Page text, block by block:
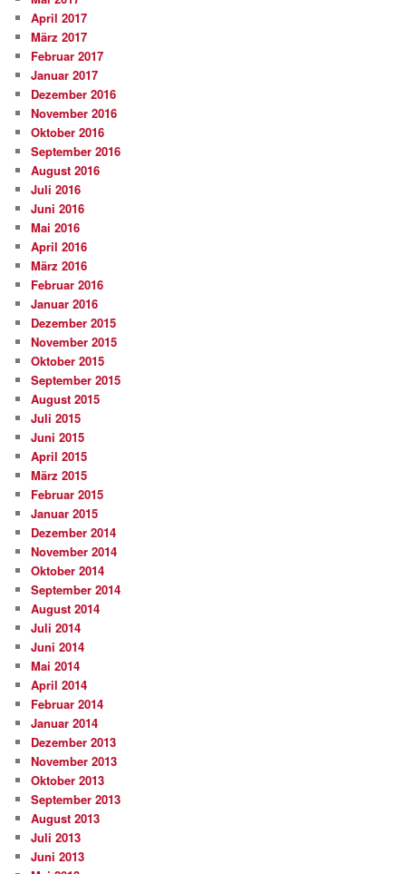
April 2017
März 2017
Februar 2017
Januar 2017
Dezember 2016
November 2016
Oktober 2016
September 2016
August 2016
Juli 2016
Juni 2016
Mai 2016
April 2016
März 2016
Februar 2016
Januar 2016
Dezember 2015
November 2015
Oktober 2015
September 2015
August 2015
Juli 2015
Juni 2015
April 2015
März 2015
Februar 2015
Januar 2015
Dezember 2014
November 2014
Oktober 2014
September 2014
August 2014
Juli 2014
Juni 2014
Mai 2014
April 2014
Februar 2014
Januar 2014
Dezember 2013
November 2013
Oktober 2013
September 2013
August 2013
Juli 2013
Juni 2013